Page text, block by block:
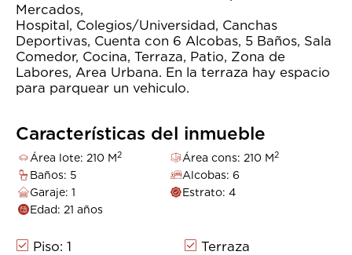
Hospital, Colegios/Universidad, Canchas
Deportivas, Cuenta con 6 Alcobas, 5 Baños, Sala
Comedor, Cocina, Terraza, Patio, Zona de
Labores, Area Urbana. En la terraza hay espacio
para parquear un vehiculo.
Características del inmueble
Área lote: 210 M2 Área cons: 210 M2
Baños: 5
Alcobas: 6
Garaje: 1
Estrato: 4
Edad: 21 años
Piso: 1
Terraza